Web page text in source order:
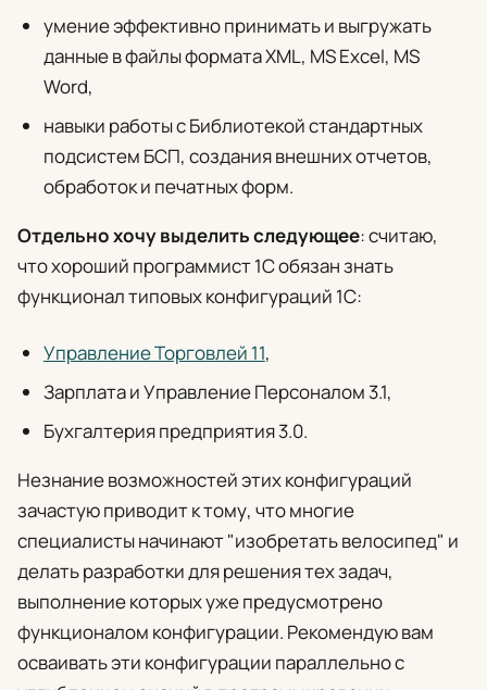
умение эффективно принимать и выгружать
данные в файлы формата XML, MS Excel, MS
Word,
навыки работы с Библиотекой стандартных
подсистем БСП, создания внешних отчетов,
обработок и печатных форм.
Отдельно хочу выделить следующее: считаю,
что хороший программист 1С обязан знать
функционал типовых конфигураций 1С:
Управление Торговлей 11,
Зарплата и Управление Персоналом 3.1,
Бухгалтерия предприятия 3.0.
Незнание возможностей этих конфигураций
зачастую приводит к тому, что многие
специалисты начинают "изобретать велосипед" и
делать разработки для решения тех задач,
выполнение которых уже предусмотрено
функционалом конфигурации. Рекомендую вам
осваивать эти конфигурации параллельно с